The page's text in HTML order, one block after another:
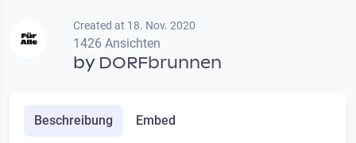
Created at 18. Nov. 2020
1426 Ansichten
by DORFbrunnen
Beschreibung Embed